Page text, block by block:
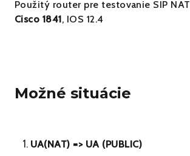
Použitý router pre testovanie SIP
Cisco 1841, IOS 12.4
Možné situácie
UA(NAT) =>UA (PUBLIC)